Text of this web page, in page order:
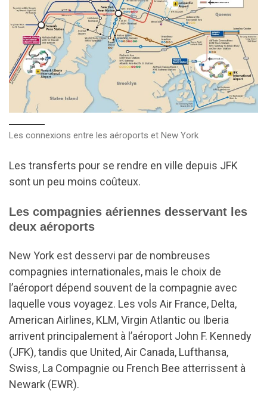
Les connexions entre les aéroports et New York
Les transferts pour se rendre en ville depuis JFK
sont un peu moins coûteux.
Les compagnies aériennes desservant les
deux aéroports
New York est desservi par de nombreuses
compagnies internationales, mais le choix de
l’aéroport dépend souvent de la compagnie avec
laquelle vous voyagez. Les vols Air France, Delta,
American Airlines, KLM, Virgin Atlantic ou Iberia
arrivent principalement à l’aéroport John F. Kennedy
(JFK), tandis que United, Air Canada, Lufthansa,
Swiss, La Compagnie ou French Bee atterrissent à
Newark (EWR).